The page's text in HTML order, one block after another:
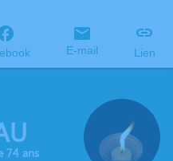
E-mail Lien
74 ans